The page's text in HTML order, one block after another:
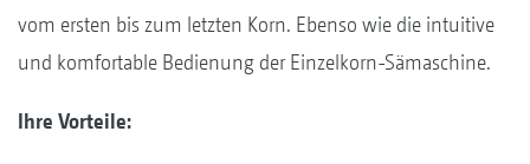
vom ersten bis zum letzten Korn. Ebenso wie die intuitive
und komfortable Bedienung der Einzelkorn-Sämaschine.
Ihre Vorteile: